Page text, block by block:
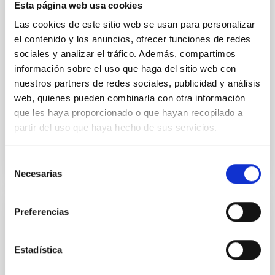
Esta página web usa cookies
Las cookies de este sitio web se usan para personalizar
el contenido y los anuncios, ofrecer funciones de redes
sociales y analizar el tráfico. Además, compartimos
información sobre el uso que haga del sitio web con
nuestros partners de redes sociales, publicidad y análisis
web, quienes pueden combinarla con otra información
que les haya proporcionado o que hayan recopilado a
partir del uso que haya hecho de sus servicios.
Necesarias
Preferencias
Estadística
Two-meter Twin Telescope (TTT). Phase-Dispersion
Minimization over the combined two-night dataset
yields P rot = 5.762 ± 0.051 hr and a peak-to-peak
Alarcon, Miguel R. et al.
Fecha de publicación: 5 2026
BIBCODE 2026RNAAS..10..143A
SIN ÁRBITRO
Habitable Worlds